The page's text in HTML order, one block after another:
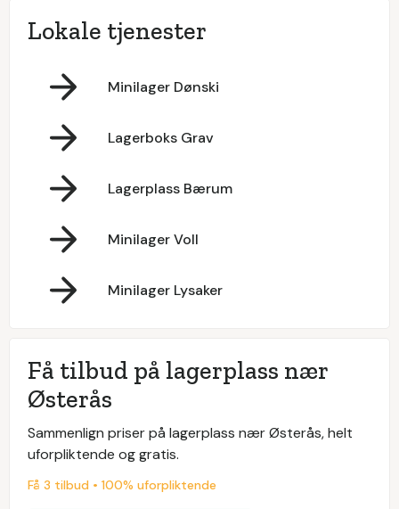
Lokale tjenester
Minilager Dønski
Lagerboks Grav
Lagerplass Bærum
Minilager Voll
Minilager Lysaker
Få tilbud på lagerplass nær
Østerås
Sammenlign priser på lagerplass nær Østerås, helt
uforpliktende og gratis.
Få 3 tilbud • 100% uforpliktende